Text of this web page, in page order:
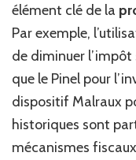
élément clé de la
Par exemple,
de diminuer l’impôt
que le Pinel pour
dispositif Malraux
historiques sont
mécanismes